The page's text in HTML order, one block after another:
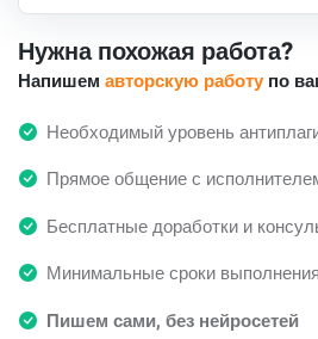
Нужна похожая работа?
Напишем авторскую работу по
Необходимый уровень
Прямое общение с
Бесплатные доработки и
Минимальные сроки выполнения
Пишем сами, без нейросетей